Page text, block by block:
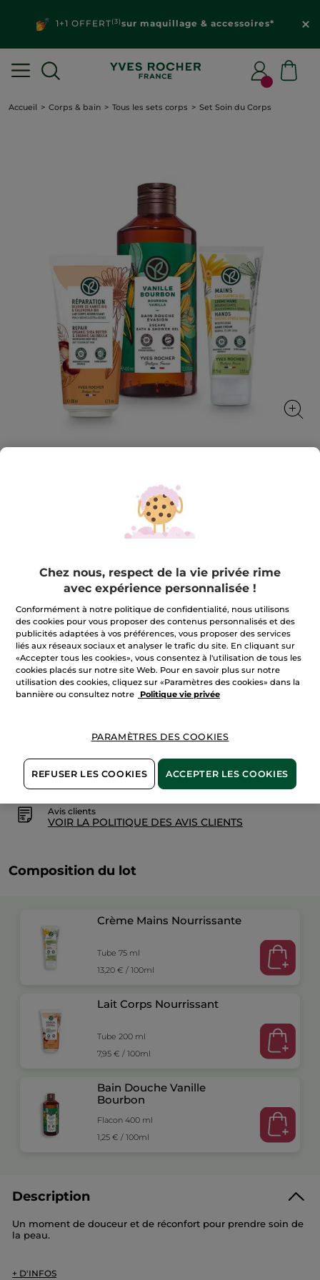
1+1 OFFERT(3)sur maquillage & accessoires*
Accueil Corps & bain Tous les sets corps Set Soin du Corps
Set Soin du Corps
Un rituel complet pour hydrater et protéger la peau
★★★★★
★★★★★
de
pour
Soin
du
AJOUTER UN AVIS
-38% 18,99 € 30,79 €
AJOUTER AU PANIER
Livraison à partir du12/08
Conditions générales de vente
VOIR LES CONDITIONS GÉNÉRALES ICI
Avis clients
VOIR LA POLITIQUE DES AVIS CLIENTS
Composition du lot
Crème Mains Nourrissante
Tube 75 ml
13,20 € / 100ml
Lait Corps Nourrissant
Tube 200 ml
7,95 € / 100ml
Bain Douche Vanille
Bourbon
Flacon 400 ml
1,25 € / 100ml
Description
Un moment de douceur et de réconfort pour prendre soin de
la peau.
+ D'INFOS
Chez nous, respect de la vie privée rime
avec expérience personnalisée !
Conformément à notre politique de confidentialité, nous utilisons
des cookies pour vous proposer des contenus personnalisés et des
publicités adaptées à vos préférences, vous proposer des services
liés aux réseaux sociaux et analyser le trafic du site. En cliquant sur
«Accepter tous les cookies», vous consentez à l'utilisation de tous les
cookies placés sur notre site Web. Pour en savoir plus sur notre
utilisation des cookies, cliquez sur «Paramètres des cookies» dans la
bannière ou consultez notre
Politique vie privée
PARAMÈTRES DES COOKIES
REFUSER LES COOKIES ACCEPTER LES COOKIES